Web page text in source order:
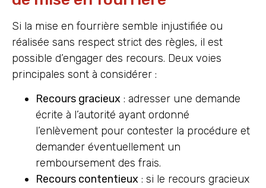
Si la mise en fourrière semble injustifiée ou
réalisée sans respect strict des règles, il est
possible d’engager des recours. Deux voies
principales sont à considérer :
Recours gracieux : adresser une demande
écrite à l’autorité ayant ordonné
l’enlèvement pour contester la procédure et
demander éventuellement un
remboursement des frais.
Recours contentieux : si le recours gracieux